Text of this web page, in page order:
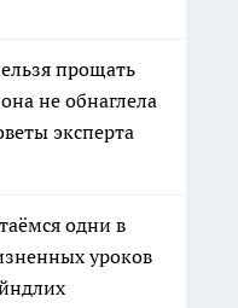
прощать
не обнаглела
эксперта
одни в
уроков